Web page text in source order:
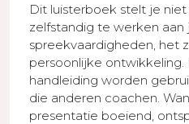
Dit luisterboek stelt je
zelfstandig te werken
spreekvaardigheden, het
persoonlijke
handleiding worden
die anderen coachen.
presentatie boeiend,